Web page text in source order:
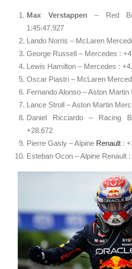
Max Verstappen– Red
1:45:47.927
Lando Norris – McLaren
George Russell – Mercedes :
Lewis Hamilton – Mercedes :
Oscar Piastri – McLaren
Fernando Alonso – Aston
Lance Stroll – Aston Martin
Daniel Ricciardo – Racing
+28.672
Pierre Gasly – Alpine Renault :
Esteban Ocon – Alpine Renault